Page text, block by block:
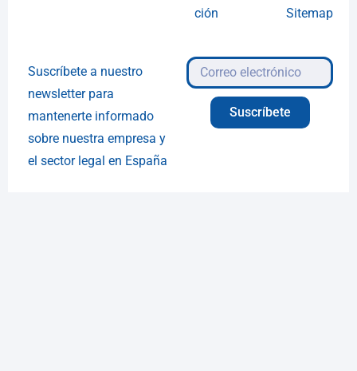
ción
Sitemap
Suscríbete a nuestro
newsletter para
mantenerte informado
sobre nuestra empresa y
el sector legal en España
Suscríbete